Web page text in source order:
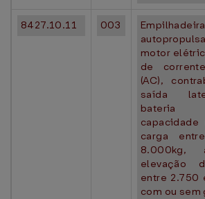
8427.10.11 003
motor
de
(AC),
saída
bateria
capacidade
carga
8.000kg,
elevação
entre 2.750
com ou sem